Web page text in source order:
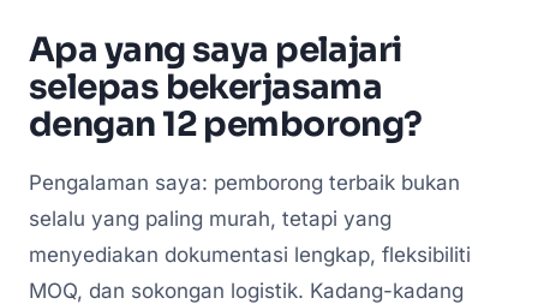
Apa yang saya pelajari
selepas bekerjasama
dengan 12 pemborong?
Pengalaman saya: pemborong terbaik bukan
selalu yang paling murah, tetapi yang
menyediakan dokumentasi lengkap, fleksibiliti
MOQ, dan sokongan logistik. Kadang-kadang